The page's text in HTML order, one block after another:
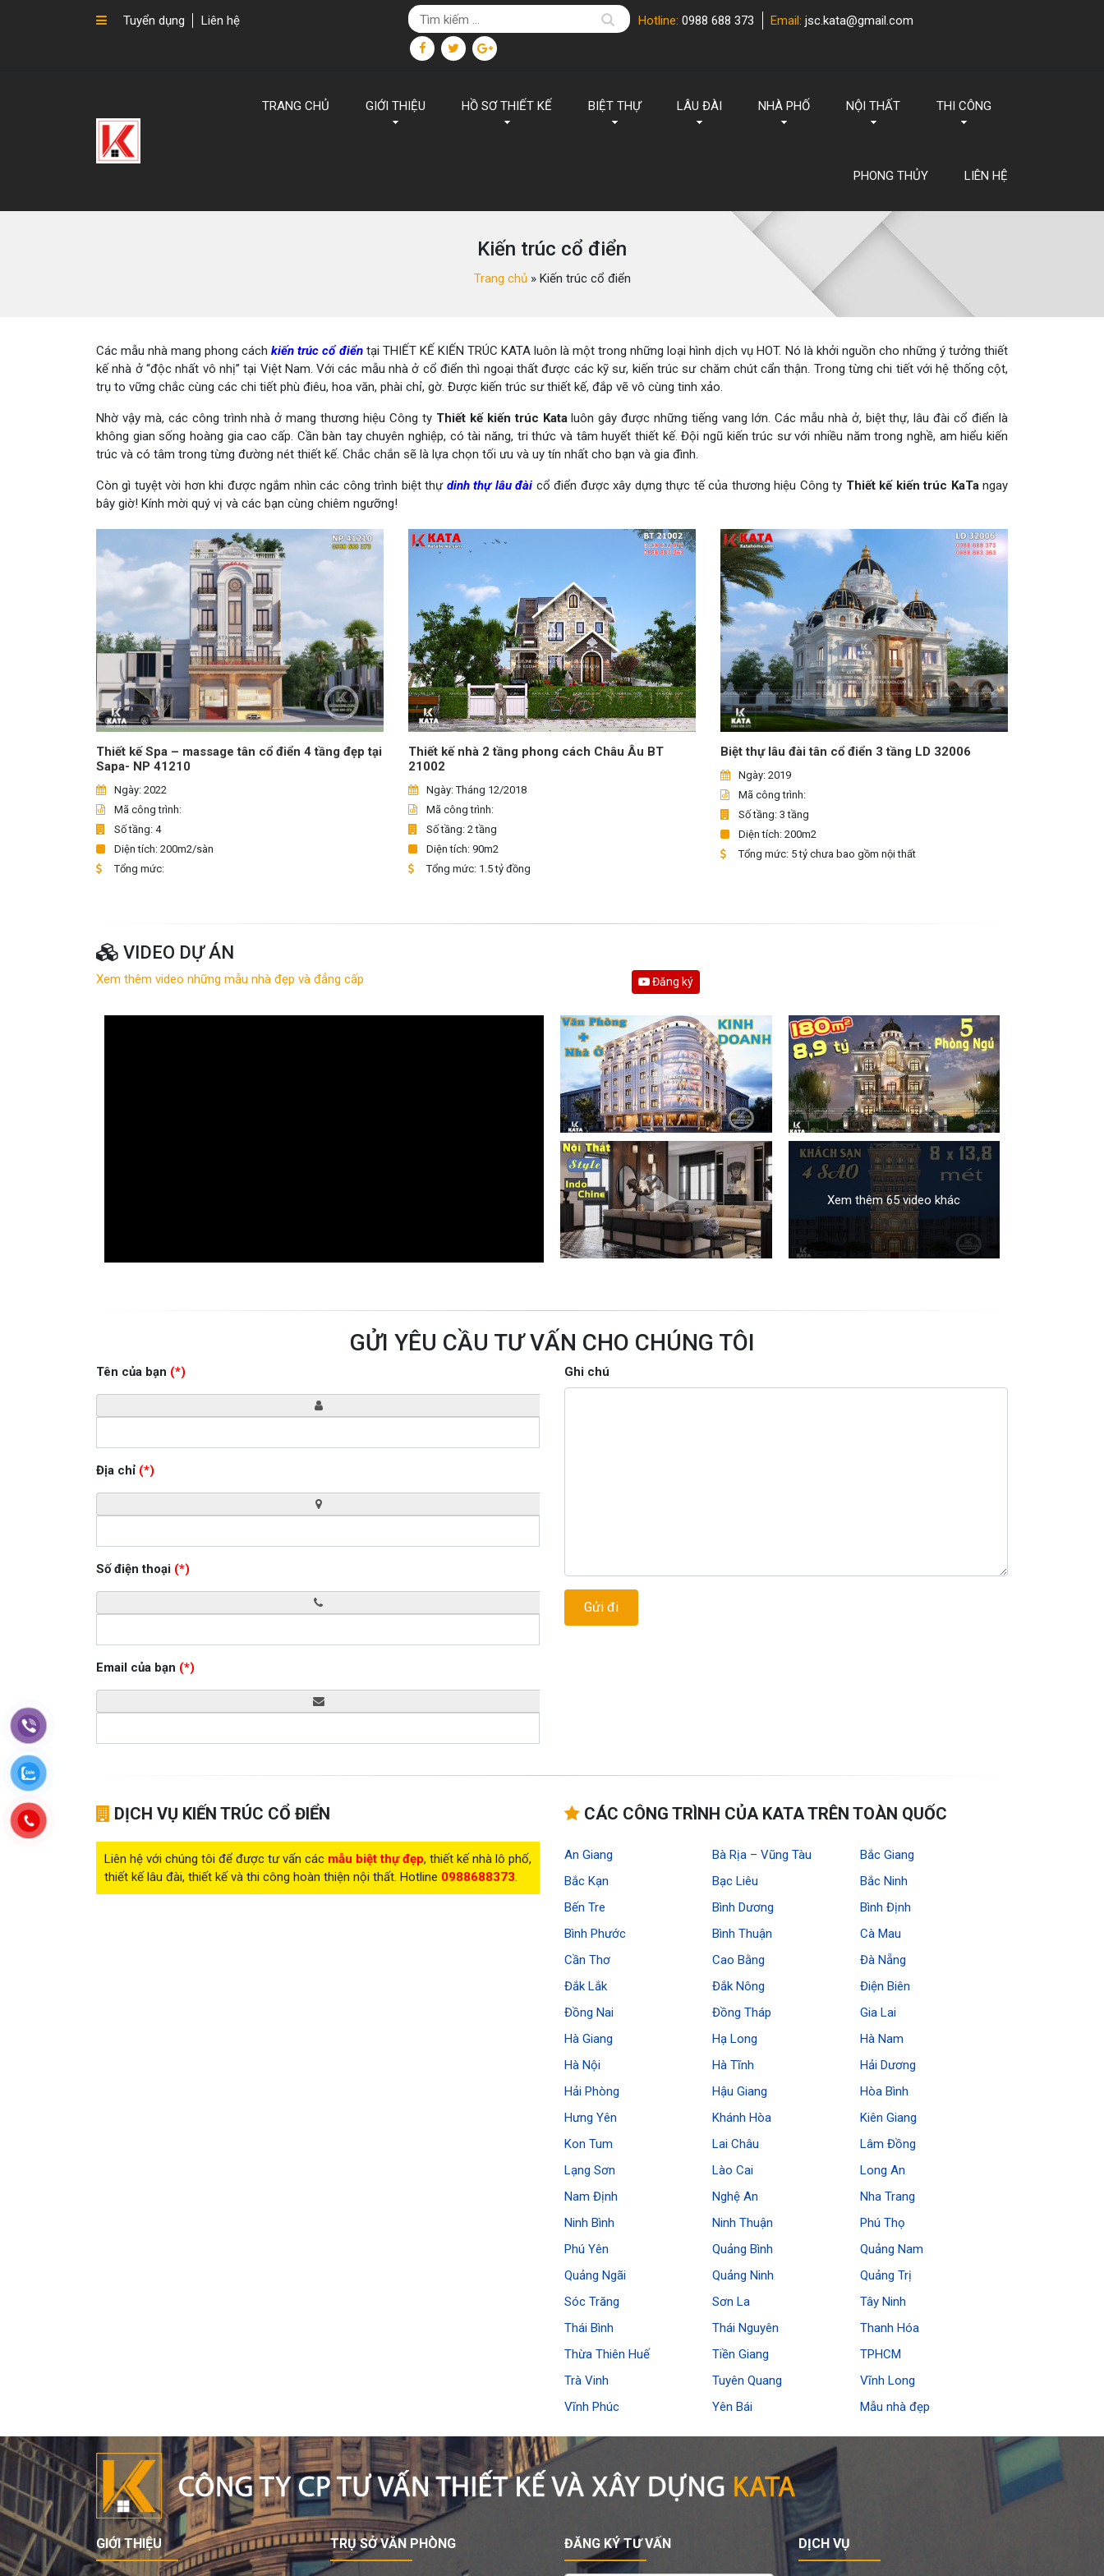
Tuyển dụng Liên hệ Hotline: 0988 688 373 Email: jsc.kata@gmail.com
TRANG CHỦ GIỚI THIỆU HỒ SƠ THIẾT KẾ BIỆT THỰ LÂU ĐÀI NHÀ PHỐ NỘI THẤT THI CÔNG
PHONG THỦY LIÊN HỆ
Kiến trúc cổ điển
Trang chủ» Kiến trúc cổ điển
Các mẫu nhà mang phong cách kiến trúc cổ điểntại THIẾT KẾ KIẾN TRÚC KATA luôn là một trong những loại hình dịch vụ HOT. Nó là khởi nguồn cho những ý tưởng thiết
kế nhà ở “độc nhất vô nhị” tại Việt Nam. Với các mẫu nhà ở cổ điển thì ngoại thất được các kỹ sư, kiến trúc sư chăm chút cẩn thận. Trong từng chi tiết với hệ thống cột,
trụ to vững chắc cùng các chi tiết phù điêu, hoa văn, phài chỉ, gờ. Được kiến trúc sư thiết kế, đắp vẽ vô cùng tinh xảo.
Nhờ vậy mà, các công trình nhà ở mang thương hiệu Công ty Thiết kế kiến trúc Kataluôn gây được những tiếng vang lớn. Các mẫu nhà ở, biệt thự, lâu đài cổ điển là
không gian sống hoàng gia cao cấp. Cần bàn tay chuyên nghiệp, có tài năng, tri thức và tâm huyết thiết kế. Đội ngũ kiến trúc sư với nhiều năm trong nghề, am hiểu kiến
trúc và có tâm trong từng đường nét thiết kế. Chắc chắn sẽ là lựa chọn tối ưu và uy tín nhất cho bạn và gia đình.
Còn gì tuyệt vời hơn khi được ngắm nhìn các công trình biệt thự dinh thự lâu đài cổ điển được xây dựng thực tế của thương hiệu Công ty Thiết kế kiến trúc KaTangay
bây giờ! Kính mời quý vị và các bạn cùng chiêm ngưỡng!
Thiết kế Spa – massage tân cổ điển 4 tầng đẹp tại
Sapa- NP 41210
Ngày: 2022
Mã công trình:
Số tầng: 4
Diện tích: 200m2/sàn
Tổng mức:
Thiết kế nhà 2 tầng phong cách Châu Âu BT
21002
Ngày: Tháng 12/2018
Mã công trình:
Số tầng: 2 tầng
Diện tích: 90m2
Tổng mức: 1.5 tỷ đồng
Biệt thự lâu đài tân cổ điển 3 tầng LD 32006
Ngày: 2019
Mã công trình:
Số tầng: 3 tầng
Diện tích: 200m2
Tổng mức: 5 tỷ chưa bao gồm nội thất
VIDEO DỰ ÁN
Xem thêm video những mẫu nhà đẹp và đẳng cấp Đăng ký
Xem thêm 65 video khác
GỬI YÊU CẦU TƯ VẤN CHO CHÚNG TÔI
Tên của bạn (*)
Địa chỉ (*)
Số điện thoại (*)
Email của bạn (*)
Ghi chú
DỊCH VỤ KIẾN TRÚC CỔ ĐIỂN
Liên hệ với chúng tôi để được tư vấn các mẫu biệt thự đẹp, thiết kế nhà lô phố,
thiết kế lâu đài, thiết kế và thi công hoàn thiện nội thất. Hotline 0988688373.
CÁC CÔNG TRÌNH CỦA KATA TRÊN TOÀN QUỐC
An Giang Bà Rịa – Vũng Tàu
Bắc Giang
Bắc Kạn
Bạc Liêu
Bắc Ninh
Bến Tre
Bình Dương
Bình Định
Bình Phước
Bình Thuận
Cà Mau
Cần Thơ
Cao Bằng
Đà Nẵng
Đắk Lắk
Đắk Nông
Điện Biên
Đồng Nai
Đồng Tháp
Gia Lai
Hà Giang
Hạ Long
Hà Nam
Hà Nội
Hà Tĩnh
Hải Dương
Hải Phòng
Hậu Giang
Hòa Bình
Hưng Yên
Khánh Hòa
Kiên Giang
Kon Tum
Lai Châu
Lâm Đồng
Lạng Sơn
Lào Cai
Long An
Nam Định
Nghệ An
Nha Trang
Ninh Bình
Ninh Thuận
Phú Thọ
Phú Yên
Quảng Bình
Quảng Nam
Quảng Ngãi
Quảng Ninh
Quảng Trị
Sóc Trăng
Sơn La
Tây Ninh
Thái Bình
Thái Nguyên
Thanh Hóa
Thừa Thiên Huế
Tiền Giang
TPHCM
Trà Vinh
Tuyên Quang
Vĩnh Long
Vĩnh Phúc
Yên Bái Mẫu nhà đẹp
GIỚI THIỆU TRỤ SỞ VĂN PHÒNG ĐĂNG KÝ TƯ VẤN DỊCH VỤ